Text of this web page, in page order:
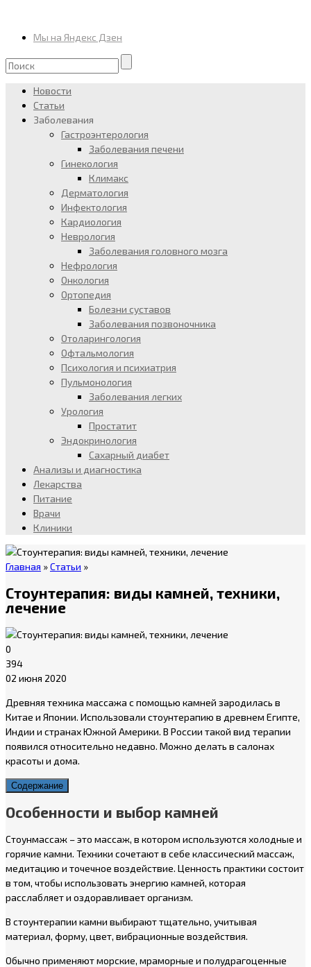
Мы на Яндекс Дзен
Новости
Статьи
Заболевания
Гастроэнтерология
Заболевания печени
Гинекология
Климакс
Дерматология
Инфектология
Кардиология
Неврология
Заболевания головного мозга
Нефрология
Онкология
Ортопедия
Болезни суставов
Заболевания позвоночника
Отоларингология
Офтальмология
Психология и психиатрия
Пульмонология
Заболевания легких
Урология
Простатит
Эндокринология
Сахарный диабет
Анализы и диагностика
Лекарства
Питание
Врачи
Клиники
Главная »Статьи »
Стоунтерапия: виды камней, техники,
лечение
0
394
02 июня 2020
Древняя техника массажа с помощью камней зародилась в
Китае и Японии. Использовали стоунтерапию в древнем Египте,
Индии и странах Южной Америки. В России такой вид терапии
появился относительно недавно. Можно делать в салонах
красоты и дома.
Содержание
Особенности и выбор камней
Стоунмассаж – это массаж, в котором используются холодные и
горячие камни. Техники сочетают в себе классический массаж,
медитацию и точечное воздействие. Ценность практики состоит
в том, чтобы использовать энергию камней, которая
расслабляет и оздоравливает организм.
В стоунтерапии камни выбирают тщательно, учитывая
материал, форму, цвет, вибрационные воздействия.
Обычно применяют морские, мраморные и полудрагоценные